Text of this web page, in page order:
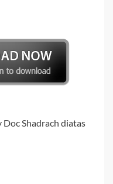
Shadrach diatas